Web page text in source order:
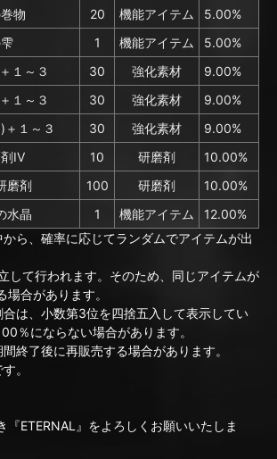
物
20 機能アイテム
5.00%
1 機能アイテム
5.00%
１～３
30 強化素材
9.00%
１～３
30 強化素材
9.00%
＋１～３
30 強化素材
9.00%
IV
10 研磨剤
10.00%
磨剤
100 研磨剤
10.00%
水晶
1 機能アイテム
12.00%
ら、確率に応じてランダムでアイテムが出
して行われます。そのため、同じアイテムが
合があります。
は、小数第3位を四捨五入して表示してい
％にならない場合があります。
終了後に再販売する場合があります。
。
『ETERNAL』をよろしくお願いいたしま